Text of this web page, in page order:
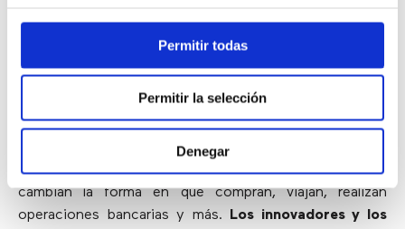
Permitir todas
Permitir la selección
Denegar
6.- Utilizar las tecnologías
inteligentes
En el futuro, los clientes esperan vivir en hogares
inteligentes y usar realidad virtual, vehículos
conectados y otras tecnologías innovadoras que
cambian la forma en que compran, viajan, realizan
operaciones bancarias y más.
Los innovadores y los